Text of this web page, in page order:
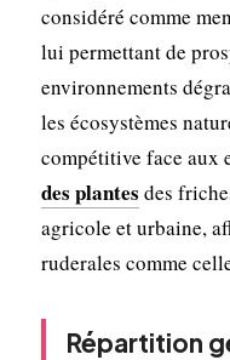
considéré comme
lui permettant de
environnements
les écosystèmes
compétitive face aux
des plantes des
agricole et urbaine,
ruderales comme
Répartition